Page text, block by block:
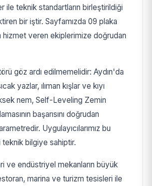
ile teknik standartların birleştirildiği
bir iştir. Sayfamızda 09 plaka
hizmet veren ekiplerimize doğrudan
göz ardı edilmemelidir: Aydın'da
yazlar, ılıman kışlar ve kıyı
nem, Self-Leveling Zemin
başarısını doğrudan
Uygulayıcılarımız bu
bilgiye sahiptir.
ve endüstriyel mekanların büyük
marina ve turizm tesisleri ile